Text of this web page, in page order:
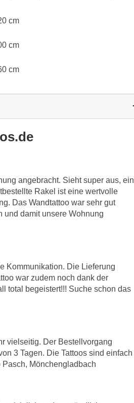
cm
cm
cm
angebracht. Sieht super aus, ein
Rakel ist eine wertvolle
Das Wandtattoo war sehr gut
und damit unsere Wohnung
Kommunikation. Die Lieferung
war zudem noch dank der
total begeistert!!! Suche schon das
vielseitig. Der Bestellvorgang
3 Tagen. Die Tattoos sind einfach
Mönchengladbach